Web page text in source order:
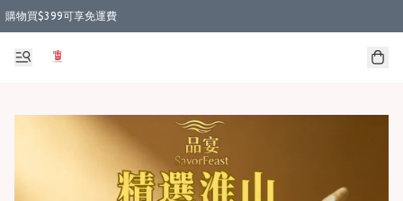
購物買$399可享免運費